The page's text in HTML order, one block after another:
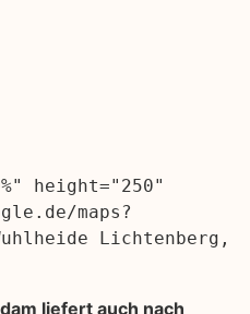
height="250"
maps?
Lichtenberg,
liefert auch nach